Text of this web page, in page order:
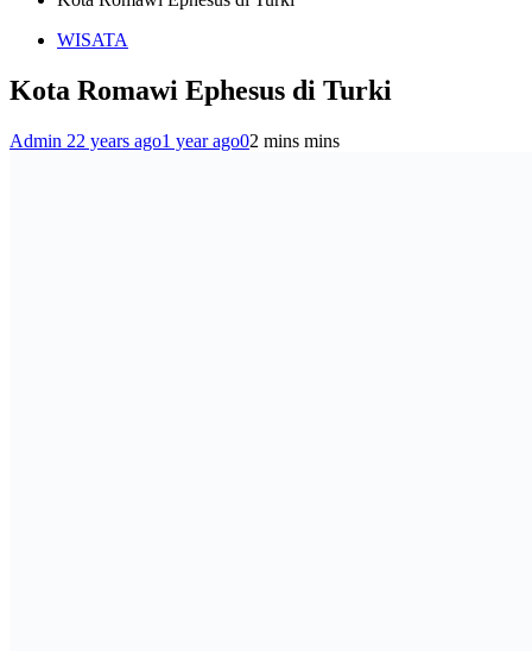
WISATA
Kota Romawi Ephesus di Turki
Admin 22 years ago1 year ago02 mins mins